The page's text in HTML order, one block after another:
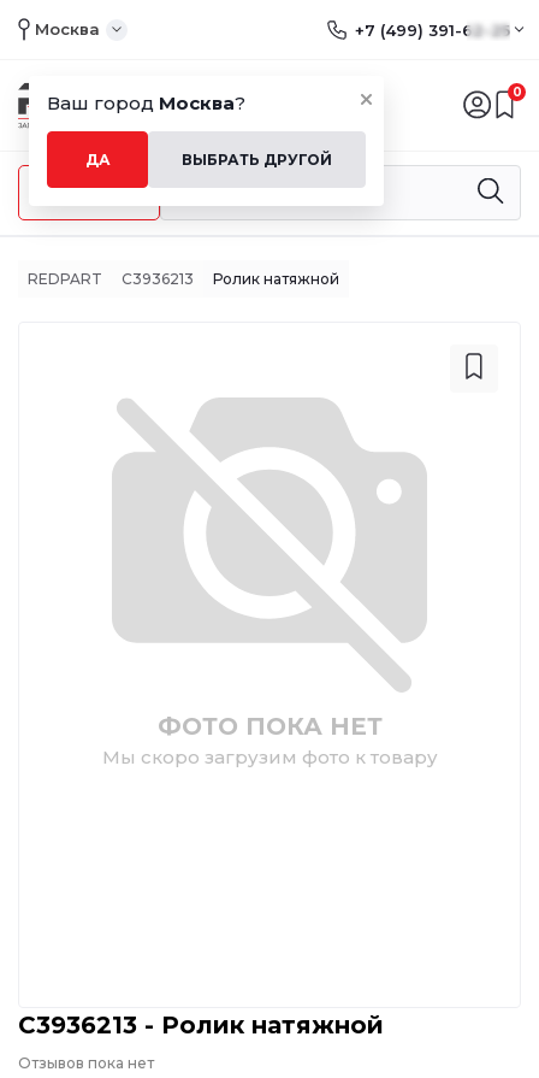
Ваш город Москва?
ДА ВЫБРАТЬ ДРУГОЙ
Москва +7 (499) 391-62-25
0
Меню
REDPART C3936213 Ролик натяжной
ФОТО ПОКА НЕТ
Мы скоро загрузим фото к товару
C3936213 - Ролик натяжной
Отзывов пока нет